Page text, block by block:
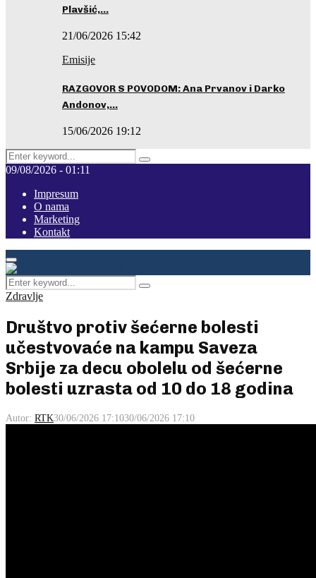
Plavšić,…
21/06/2026 15:42
Emisije
RAZGOVOR S POVODOM: Ana Prvanov i Darko
Andonov,…
15/06/2026 19:12
Search
for:
Pretraga
09/08/2026 - 01:11
Impresum
O nama
Marketing
Kontakt
Facebook
Instagram
Youtube
Primary
Menu
Search
for:
Pretraga
Zdravlje
Društvo protiv šećerne bolesti
učestvovaće na kampu Saveza
Srbije za decu obolelu od šećerne
bolesti uzrasta od 10 do 18 godina
Autor: RTK30/06/2026 17:1030/06/2026 17:10